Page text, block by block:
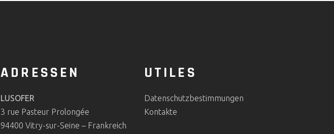
ADRESSEN
LUSOFER
3 rue Pasteur Prolongée
94400 Vitry-sur-Seine – Frankreich
UTILES
Datenschutzbestimmungen
Kontakte